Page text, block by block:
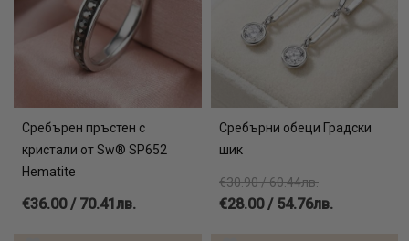
Сребърен пръстен с
кристали от Sw® SP652
Hematite
€36.00 / 70.41лв.
Сребърни обеци Градски
шик
€30.90 / 60.44лв.
€28.00 / 54.76лв.